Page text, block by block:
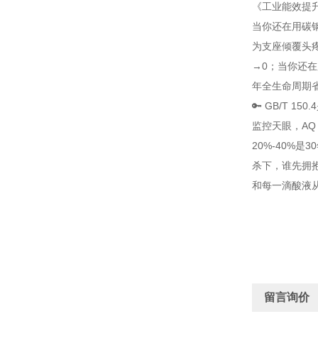
《工业能效
当你还在用碳
为支座倾覆头
→0；当你还
年全生命周期
🔑 GB/T
监控天眼，
20%-40%是
杀下，谁先拥
和每一滴酸液
留言询价